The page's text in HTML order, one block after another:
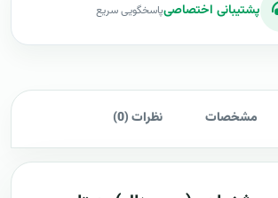
پشتیبانی اختصاصیپاسخگویی سریع
مشخصات نظرات (0)